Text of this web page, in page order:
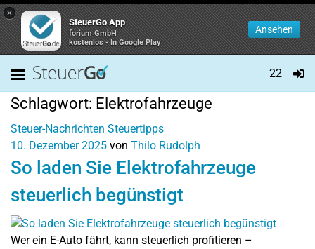
×
SteuerGo App
forium GmbH
kostenlos - In Google Play
Ansehen
22
Schlagwort: Elektrofahrzeuge
Steuer-Nachrichten Steuertipps
10. Dezember 2025 von Thilo Rudolph
So laden Sie Elektrofahrzeuge
steuerlich begünstigt
Wer ein E-Auto fährt, kann steuerlich profitieren –